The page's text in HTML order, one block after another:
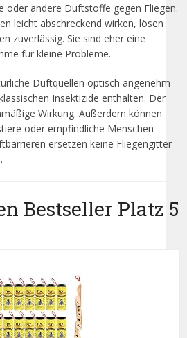
oder andere Duftstoffe gegen Fliegen.
leicht abschreckend wirken, lösen
zuverlässig. Sie sind eher eine
für kleine Probleme.
Duftquellen optisch angenehm
Insektizide enthalten. Der
Wirkung. Außerdem können
oder empfindliche Menschen
ersetzen keine Fliegengitter
Bestseller Platz 5